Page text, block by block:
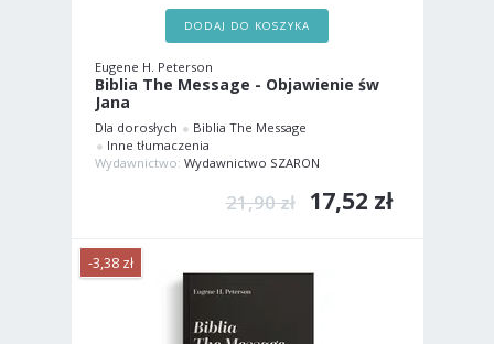
DODAJ DO KOSZYKA
Eugene H. Peterson
Biblia The Message - Objawienie św
Jana
Dla dorosłych
Biblia The Message
Inne tłumaczenia
Wydawnictwo: Wydawnictwo SZARON
21,90 zł 17,52 zł
-3,38 zł